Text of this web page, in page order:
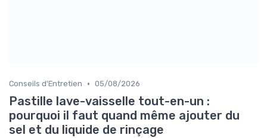
Conseils d'Entretien • 05/08/2026
Pastille lave-vaisselle tout-en-un :
pourquoi il faut quand même ajouter du
sel et du liquide de rinçage